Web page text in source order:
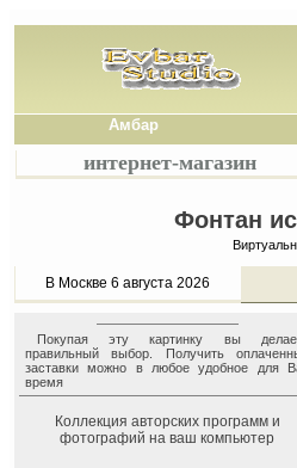
Амбар
интернет-магазин
Фонтан
В Москве 6 августа 2026
Покупая эту картинку вы
правильный выбор. Получить
заставки можно в любое удобное для
время
Коллекция авторских программ и
фотографий на ваш компьютер